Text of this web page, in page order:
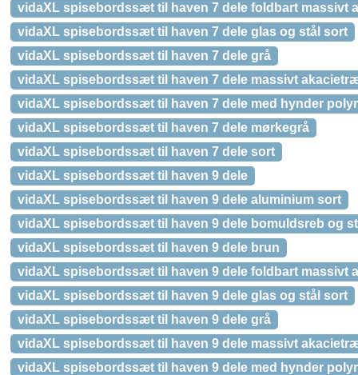
vidaXL spisebordssæt til haven 7 dele foldbart massivt
vidaXL spisebordssæt til haven 7 dele glas og stål sort
vidaXL spisebordssæt til haven 7 dele grå
vidaXL spisebordssæt til haven 7 dele massivt
vidaXL spisebordssæt til haven 7 dele med hynder
vidaXL spisebordssæt til haven 7 dele mørkegrå
vidaXL spisebordssæt til haven 7 dele sort
vidaXL spisebordssæt til haven 9 dele
vidaXL spisebordssæt til haven 9 dele aluminium sort
vidaXL spisebordssæt til haven 9 dele bomuldsreb og
vidaXL spisebordssæt til haven 9 dele brun
vidaXL spisebordssæt til haven 9 dele foldbart massivt
vidaXL spisebordssæt til haven 9 dele glas og stål sort
vidaXL spisebordssæt til haven 9 dele grå
vidaXL spisebordssæt til haven 9 dele massivt
vidaXL spisebordssæt til haven 9 dele med hynder